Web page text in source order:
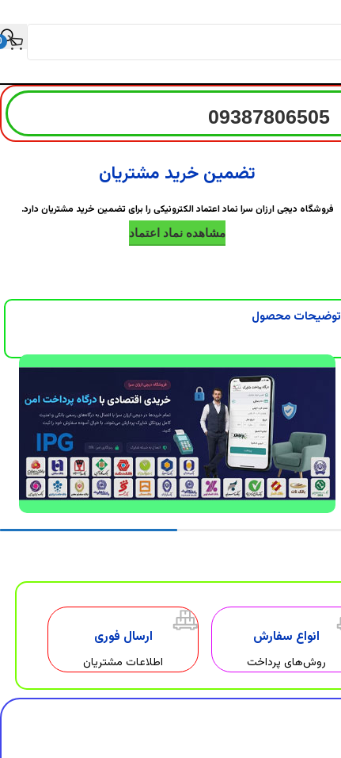
09387806505
تضمین خرید مشتریان
فروشگاه دیجی ارزان سرا نماد اعتماد الکترونیکی را برای تضمین خرید مشتریان دارد.
مشاهده نماد اعتماد
توضیحات محصول
انواع سفارش
روش‌های پرداخت
ارسال فوری
اطلاعات مشتریان